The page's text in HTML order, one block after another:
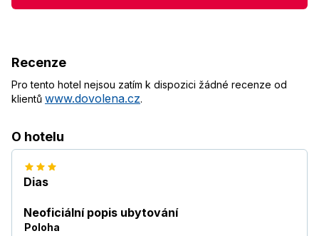
Recenze
Pro tento hotel nejsou zatím k dispozici žádné recenze od
klientů www.dovolena.cz.
O hotelu
Dias
Neoficiální popis ubytování
Poloha